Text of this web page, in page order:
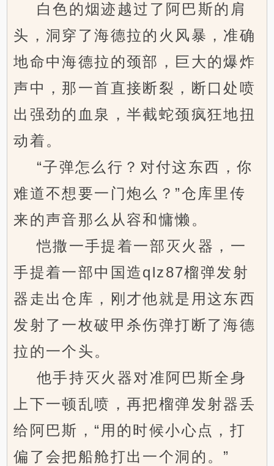
白色的烟迹越过了阿巴斯的肩
头，洞穿了海德拉的火风暴，准确
地命中海德拉的颈部，巨大的爆炸
声中，那一首直接断裂，断口处喷
出强劲的血泉，半截蛇颈疯狂地扭
动着。
“子弹怎么行？对付这东西，你
难道不想要一门炮么？”仓库里传
来的声音那么从容和慵懒。
恺撒一手提着一部灭火器，一
手提着一部中国造qlz87榴弹发射
器走出仓库，刚才他就是用这东西
发射了一枚破甲杀伤弹打断了海德
拉的一个头。
他手持灭火器对准阿巴斯全身
上下一顿乱喷，再把榴弹发射器丢
给阿巴斯，“用的时候小心点，打
偏了会把船舱打出一个洞的。”